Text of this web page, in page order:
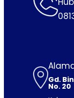
Gd.
No. 20